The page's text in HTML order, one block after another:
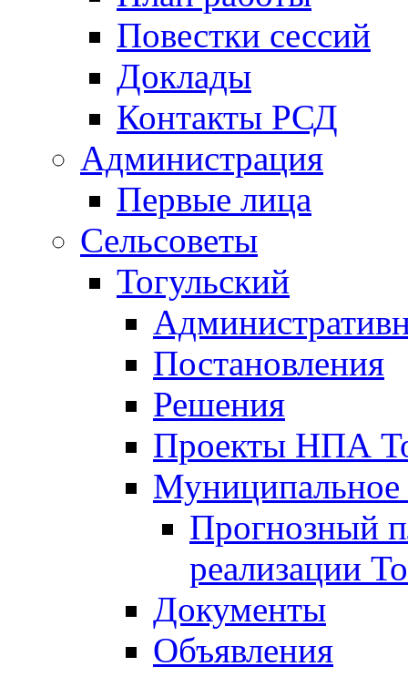
Повестки сессий
Доклады
Контакты РСД
Администрация
Первые лица
Сельсоветы
Тогульский
Постановления
Решения
Проекты НПА
Прогнозный
реализации
Документы
Объявления